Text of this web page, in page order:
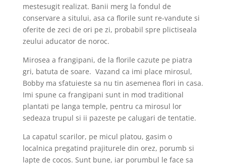
mestesugit realizat. Banii merg la fondul de
conservare a sitului, asa ca florile sunt re-vandute si
oferite de zeci de ori pe zi, probabil spre plictiseala
zeului aducator de noroc.
Mirosea a frangipani, de la florile cazute pe piatra
gri, batuta de soare. Vazand ca imi place mirosul,
Bobby ma sfatuieste sa nu tin asemenea flori in casa.
Imi spune ca frangipani sunt in mod traditional
plantati pe langa temple, pentru ca mirosul lor
sedeaza trupul si ii pazeste pe calugari de tentatie.
La capatul scarilor, pe micul platou, gasim o
localnica pregatind prajiturele din orez, porumb si
lapte de cocos. Sunt bune, iar porumbul le face sa